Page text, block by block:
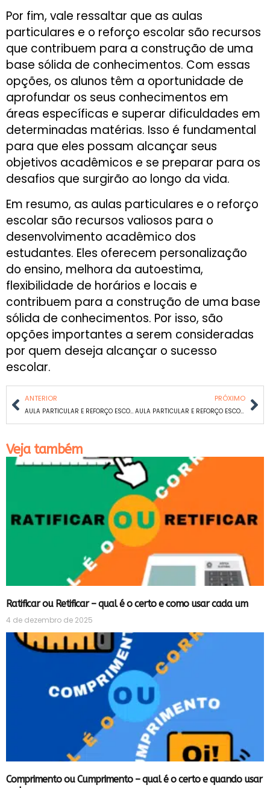
Por fim, vale ressaltar que as aulas
particulares e o reforço escolar são recursos
que contribuem para a construção de uma
base sólida de conhecimentos. Com essas
opções, os alunos têm a oportunidade de
aprofundar os seus conhecimentos em
áreas específicas e superar dificuldades em
determinadas matérias. Isso é fundamental
para que eles possam alcançar seus
objetivos acadêmicos e se preparar para os
desafios que surgirão ao longo da vida.
Em resumo, as aulas particulares e o reforço
escolar são recursos valiosos para o
desenvolvimento acadêmico dos
estudantes. Eles oferecem personalização
do ensino, melhora da autoestima,
flexibilidade de horários e locais e
contribuem para a construção de uma base
sólida de conhecimentos. Por isso, são
opções importantes a serem consideradas
por quem deseja alcançar o sucesso
escolar.
ANTERIOR
AULA PARTICULAR E REFORÇO ESCOLAR DE MATEMÁTICA E PORTUGUÊS EM PRADO
PRÓXIMO
AULA PARTICULAR E REFORÇO ESCOLAR DE MATEMÁTICA E PORTUGUÊS EM PALMARES
Veja também
Ratificar ou Retificar – qual é o certo e como usar cada um
4 de dezembro de 2025
Comprimento ou Cumprimento – qual é o certo e quando usar